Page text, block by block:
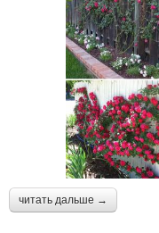
читать дальше →